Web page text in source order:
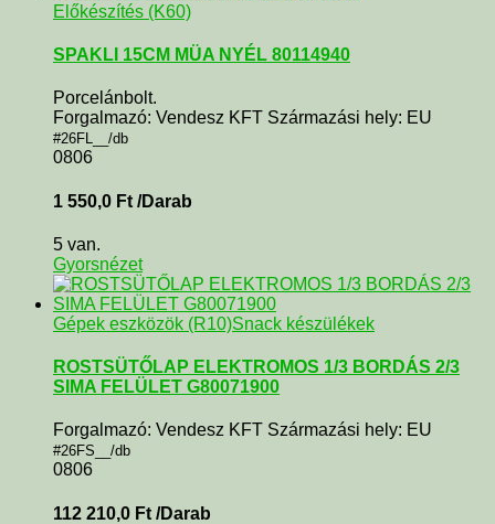
Előkészítés (K60)
SPAKLI 15CM MÜA NYÉL 80114940
Porcelánbolt.
Forgalmazó: Vendesz KFT Származási hely: EU
#26FL__/db
0806
1 550,0 Ft /Darab
5 van.
Gyorsnézet
Gépek eszközök (R10)Snack készülékek
ROSTSÜTŐLAP ELEKTROMOS 1/3 BORDÁS 2/3
SIMA FELÜLET G80071900
Forgalmazó: Vendesz KFT Származási hely: EU
#26FS__/db
0806
112 210,0 Ft /Darab